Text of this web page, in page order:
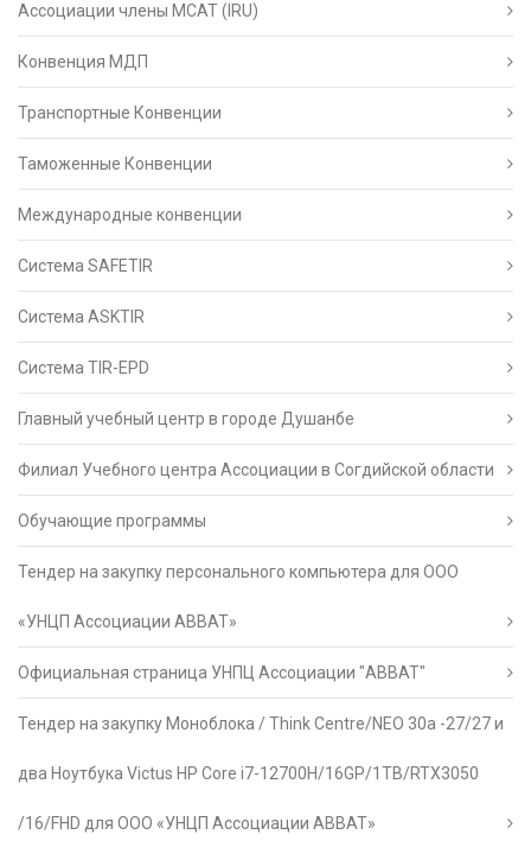
Ассоциации члены МСАТ (IRU)
Конвенция МДП
Транспортные Конвенции
Таможенные Конвенции
Международные конвенции
Система SAFETIR
Система ASKTIR
Система TIR-EPD
Главный учебный центр в городе Душанбе
Филиал Учебного центра Ассоциации в Согдийской области
Обучающие программы
Тендер на закупку персонального компьютера для ООО
«УНЦП Ассоциации АВВАТ»
Официальная страница УНПЦ Ассоциации "АВВАТ"
Тендер на закупку Моноблока / Think Centre/NEO 30a -27/27 и
два Ноутбука Victus HP Core i7-12700H/16GP/1TB/RTX3050
/16/FHD для ООО «УНЦП Ассоциации АВВАТ»